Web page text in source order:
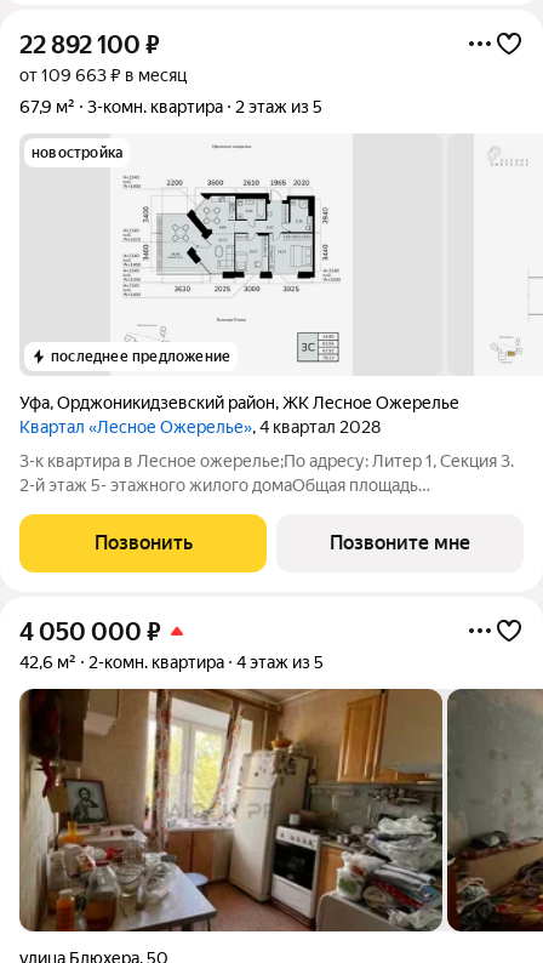
22 892 100 ₽
от 109 663 ₽ в месяц
67,9 м²
3-комн. квартира 2 этаж из 5
новостройка
последнее предложение
Уфа,Орджоникидзевский район,ЖК Лесное Ожерелье
Квартал «Лесное Ожерелье», 4 квартал 2028
3-к квартира в Лесное ожерелье;По адресу: Литер 1, Секция 3.
2-й этаж 5- этажного жилого домаОбщая площадь
Трест".Срок окончания строительства: 4 квартал 2028
года.Квартира с свободной планировкой,
Позвонить Позвоните мне
4 050 000 ₽
42,6 м² 2-комн. квартира 4 этаж из 5
улица Блюхера,50